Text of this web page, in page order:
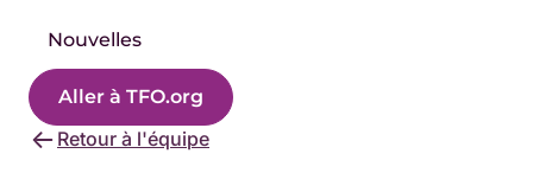
Nouvelles
Aller à TFO.org
Retour à l'équipe